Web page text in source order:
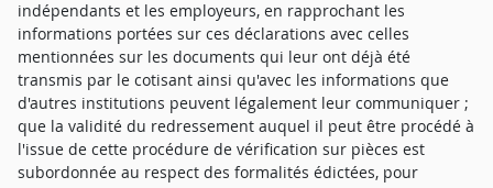
indépendants et les employeurs, en rapprochant les
informations portées sur ces déclarations avec celles
mentionnées sur les documents qui leur ont déjà été
transmis par le cotisant ainsi qu'avec les informations que
d'autres institutions peuvent légalement leur communiquer ;
que la validité du redressement auquel il peut être procédé à
l'issue de cette procédure de vérification sur pièces est
subordonnée au respect des formalités édictées, pour